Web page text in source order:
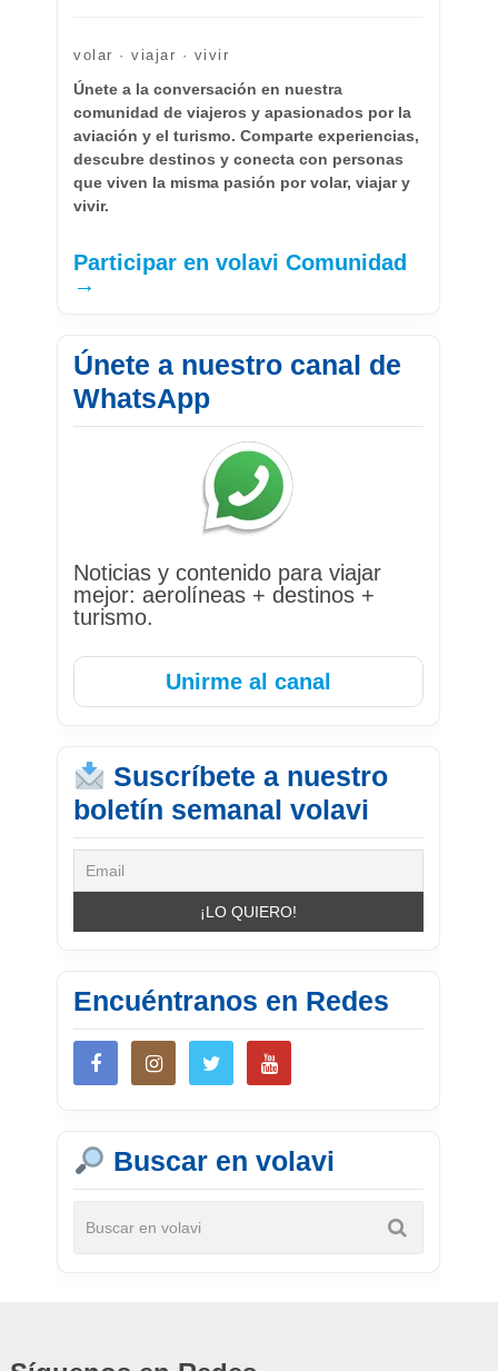
volar · viajar · vivir
Únete a la conversación en nuestra
comunidad de viajeros y apasionados por la
aviación y el turismo. Comparte experiencias,
descubre destinos y conecta con personas
que viven la misma pasión por volar, viajar y
vivir.
Participar en volavi Comunidad
→
Únete a nuestro canal de
WhatsApp
Noticias y contenido para viajar
mejor: aerolíneas + destinos +
turismo.
Unirme al canal
Suscríbete a nuestro
boletín semanal volavi
Encuéntranos en Redes
Buscar en volavi